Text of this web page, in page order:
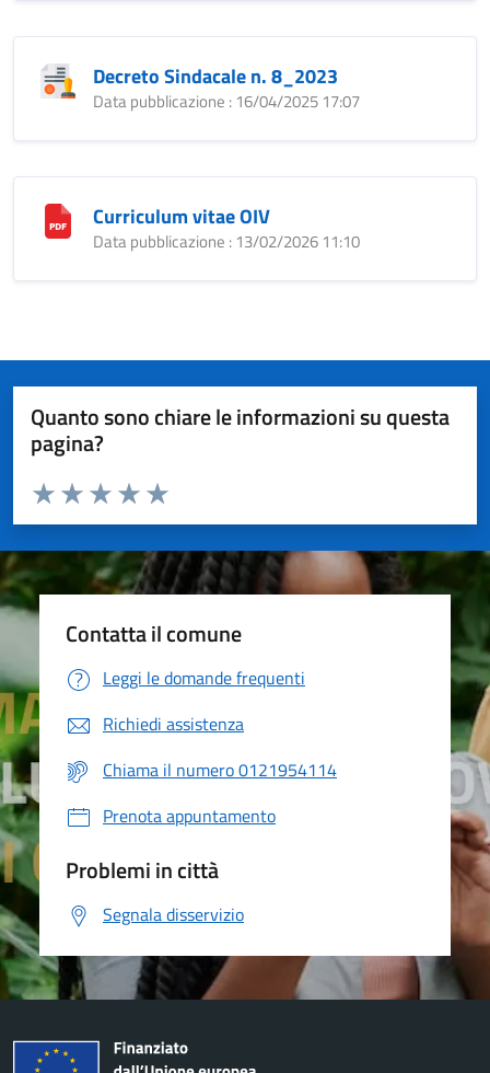
Decreto Sindacale n. 8_2023
Data pubblicazione : 16/04/2025 17:07
Curriculum vitae OIV
Data pubblicazione : 13/02/2026 11:10
Quanto sono chiare le informazioni su questa
pagina?
Valuta da 1 a 5 stelle la pagina
Valuta 5 stelle su 5
Valuta 4 stelle su 5
Valuta 3 stelle su 5
Valuta 2 stelle su 5
Valuta 1 stelle su 5
Contatta il comune
Leggi le domande frequenti
Richiedi assistenza
Chiama il numero 0121954114
Prenota appuntamento
Problemi in città
Segnala disservizio